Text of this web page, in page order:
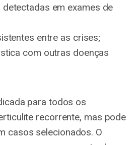
em exames de
entre as crises;
com outras doenças
para todos os
recorrente, mas pode
casos selecionados. O